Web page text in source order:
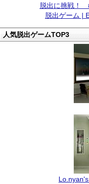
脱出に挑戦！
脱出ゲーム |
人気脱出ゲームTOP3